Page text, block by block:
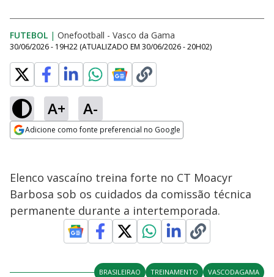
FUTEBOL | Onefootball - Vasco da Gama
30/06/2026 - 19H22 (ATUALIZADO EM 30/06/2026 - 20H02)
A+ A-
Adicione como fonte preferencial no Google
Elenco vascaíno treina forte no CT Moacyr
Barbosa sob os cuidados da comissão técnica
permanente durante a intertemporada.
BRASILEIRAO TREINAMENTO VASCODAGAMA